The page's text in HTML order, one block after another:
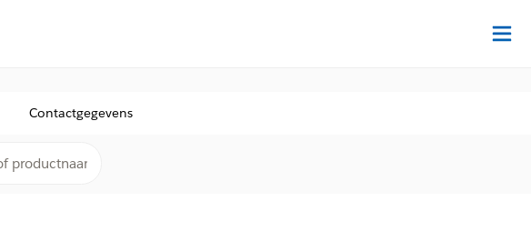
Contactgegevens